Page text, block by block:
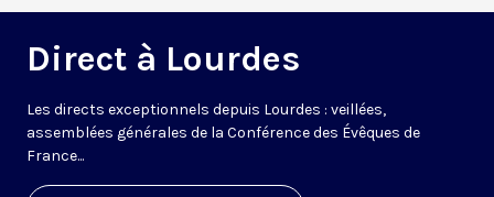
Direct à Lourdes
Les directs exceptionnels depuis Lourdes : veillées,
assemblées générales de la Conférence des Évêques de
France...